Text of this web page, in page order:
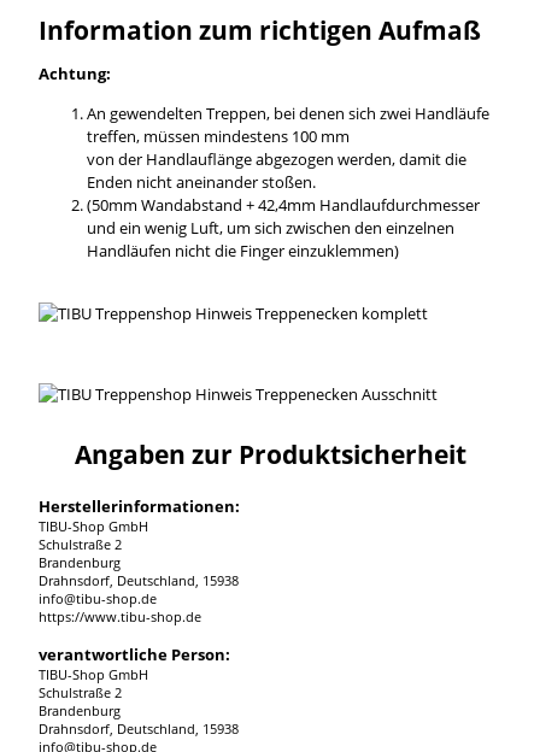
Information zum richtigen Aufmaß
Achtung:
An gewendelten Treppen, bei denen sich zwei Handläufe
treffen, müssen mindestens 100 mm
von der Handlauflänge abgezogen werden, damit die
Enden nicht aneinander stoßen.
(50mm Wandabstand + 42,4mm Handlaufdurchmesser
und ein wenig Luft, um sich zwischen den einzelnen
Handläufen nicht die Finger einzuklemmen)
Angaben zur Produktsicherheit
Herstellerinformationen:
TIBU-Shop GmbH
Schulstraße 2
Brandenburg
Drahnsdorf, Deutschland, 15938
info@tibu-shop.de
https://www.tibu-shop.de
verantwortliche Person:
TIBU-Shop GmbH
Schulstraße 2
Brandenburg
Drahnsdorf, Deutschland, 15938
info@tibu-shop.de